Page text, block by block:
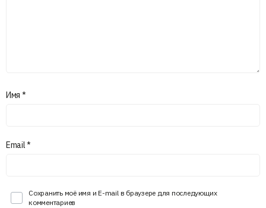
Имя *
Email*
Сохранить моё имя и E-mail в браузере для последующих
комментариев